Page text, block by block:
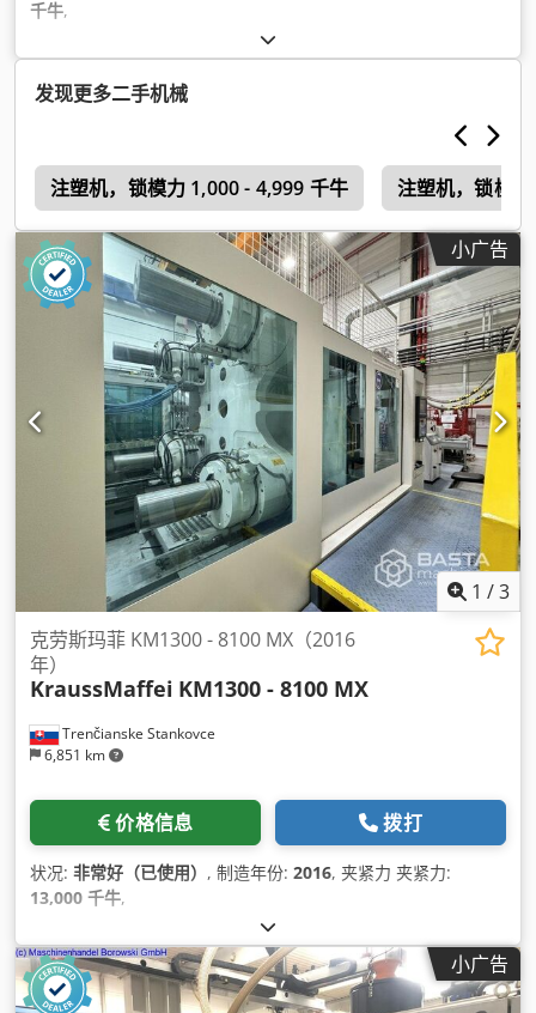
千牛,
发现更多二手机械
注塑机，锁模力 1,000 - 4,999 千牛 注塑机，锁模
小广告
1 /3
Trenčianske Stankovce
6,851 km
克劳斯玛菲 KM1300 - 8100 MX（2016
年）
KraussMaffei KM1300 - 8100 MX
价格信息 拨打
状况: 非常好（已使用） , 制造年份: 2016, 夹紧力 夹紧力:
13,000 千牛,
小广告